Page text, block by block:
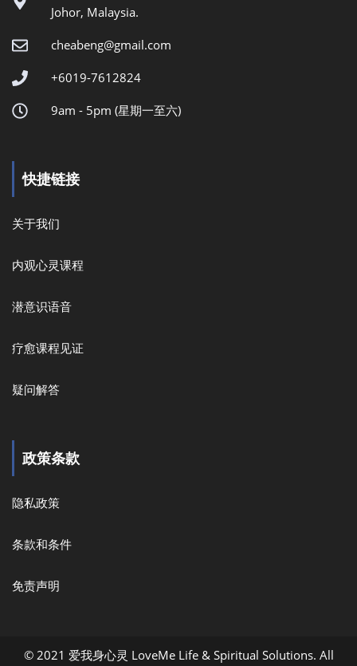
Johor, Malaysia.
cheabeng@gmail.com
+6019-7612824
9am - 5pm (星期一至六)
快捷链接
关于我们
内观心灵课程
潜意识语音
疗愈课程见证
疑问解答
政策条款
隐私政策
条款和条件
免责声明
© 2021 爱我身心灵 LoveMe Life & Spiritual Solutions. All